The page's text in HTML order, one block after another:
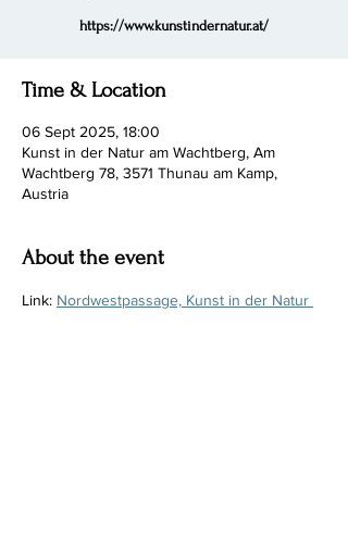
https://www.kunstindernatur.at/
Time & Location
06 Sept 2025, 18:00
Kunst in der Natur am Wachtberg, Am
Wachtberg 78, 3571 Thunau am Kamp,
Austria
About the event
Link: Nordwestpassage, Kunst in der Natur